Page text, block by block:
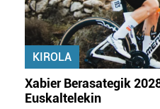
KIROLA
Xabier Berasategik
Euskaltelekin